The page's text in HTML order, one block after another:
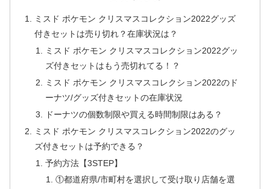
ミスド ポケモン クリスマスコレクション2022グッズ
付きセットは売り切れ？在庫状況は？
ミスド ポケモン クリスマスコレクション2022グッ
ズ付きセットはもう売切れてる！？
ミスド ポケモン クリスマスコレクション2022のド
ーナツ/グッズ付きセットの在庫状況
ドーナツの個数制限や買える時間制限はある？
ミスド ポケモン クリスマスコレクション2022のグッ
ズ付きセットは予約できる？
予約方法【3STEP】
①都道府県/市町村を選択して受け取り店舗を選